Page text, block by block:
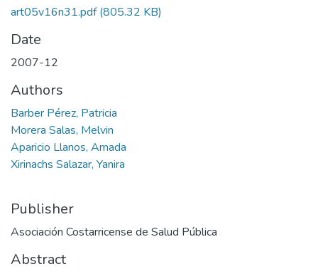
art05v16n31.pdf(805.32 KB)
Date
2007-12
Authors
Barber Pérez, Patricia
Morera Salas, Melvin
Aparicio Llanos, Amada
Xirinachs Salazar, Yanira
Publisher
Asociación Costarricense de Salud Pública
Abstract